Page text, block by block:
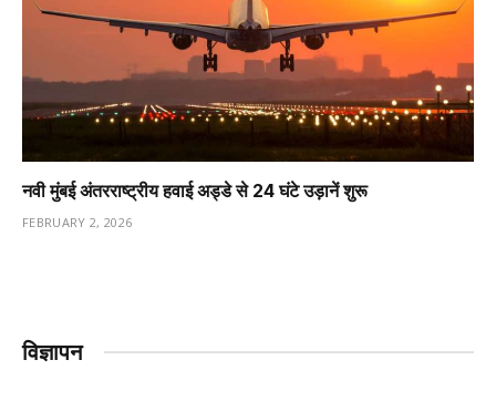
नवी मुंबई अंतरराष्ट्रीय हवाई अड्डे से 24 घंटे उड़ानें शुरू
FEBRUARY 2, 2026
विज्ञापन